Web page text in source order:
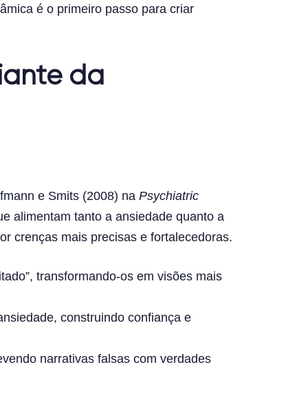
é o primeiro passo para criar
da
e Smits (2008) na Psychiatric
alimentam tanto a ansiedade quanto a
crenças mais precisas e fortalecedoras.
transformando-os em visões mais
construindo confiança e
narrativas falsas com verdades